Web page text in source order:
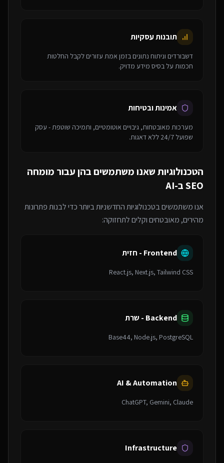
תובנות עסקיות
דשבורדים וניתוח נתונים בזמן אמת עזורים לקבל החלטות
חכמות על בסיס מידע מדויק.
אמינות ובטיחות
מערכות מאובטחות, גיבויים אוטומטיים, ותמיכה שוטפת - עסק
שפועל 24/7 ללא דאגות.
הטכנולוגיות שאנו משתמשים בהן עבור מומחה
SEO ב-AI
אנו משתמשים בטכנולוגיות החדשניות ביותר כדי לבנות פתרונות
מהירים, מאובטחים וקלים לתחזוקה:
Frontend - חזית
React.js, Next.js, Tailwind CSS
Backend - שרת
Base44, Node.js, PostgreSQL
AI & Automation
ChatGPT, Gemini, Claude
Infrastructure